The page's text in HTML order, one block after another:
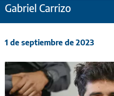
Gabriel Carrizo
1 de septiembre de 2023